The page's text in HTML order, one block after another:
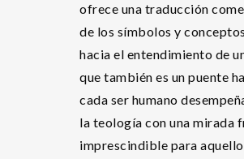
ofrece una traducción
de los símbolos y
hacia el entendimiento de
que también es un puente
cada ser humano
la teología con una mirada
imprescindible para